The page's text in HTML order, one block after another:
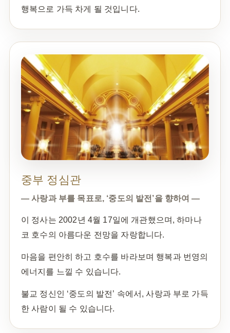
행복으로 가득 차게 될 것입니다.
중부 정심관
— 사랑과 부를 목표로, ‘중도의 발전’을 향하여 —
이 정사는 2002년 4월 17일에 개관했으며, 하마나
코 호수의 아름다운 전망을 자랑합니다.
마음을 편안히 하고 호수를 바라보며 행복과 번영의
에너지를 느낄 수 있습니다.
불교 정신인 ‘중도의 발전’ 속에서, 사랑과 부로 가득
한 사람이 될 수 있습니다.